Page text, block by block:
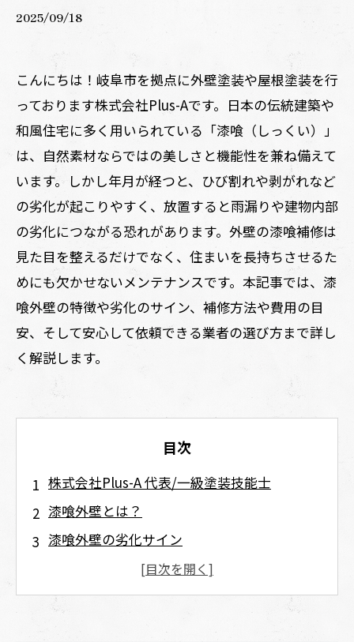
2025/09/18
こんにちは！岐阜市を拠点に外壁塗装や屋根塗装を行
っております株式会社Plus-Aです。日本の伝統建築や
和風住宅に多く用いられている「漆喰（しっくい）」
は、自然素材ならではの美しさと機能性を兼ね備えて
います。しかし年月が経つと、ひび割れや剥がれなど
の劣化が起こりやすく、放置すると雨漏りや建物内部
の劣化につながる恐れがあります。外壁の漆喰補修は
見た目を整えるだけでなく、住まいを長持ちさせるた
めにも欠かせないメンテナンスです。本記事では、漆
喰外壁の特徴や劣化のサイン、補修方法や費用の目
安、そして安心して依頼できる業者の選び方まで詳し
く解説します。
目次
株式会社Plus-A 代表/一級塗装技能士
漆喰外壁とは？
漆喰外壁の劣化サイン
ひび割れ（クラック）
欠けや剥がれ